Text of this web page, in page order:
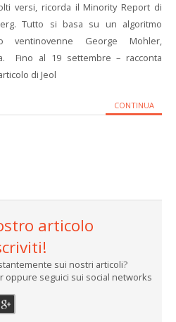
versi, ricorda il Minority Report di
Tutto si basa su un algoritmo
ventinovenne George Mohler,
Fino al 19 settembre – racconta
di Jeol
CONTINUA
articolo
sui nostri articoli?
oppure seguici sui social networks